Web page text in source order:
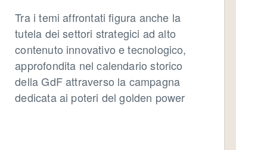
Tra i temi affrontati figura anche la
tutela dei settori strategici ad alto
contenuto innovativo e tecnologico,
approfondita nel calendario storico
della GdF attraverso la campagna
dedicata ai poteri del golden power